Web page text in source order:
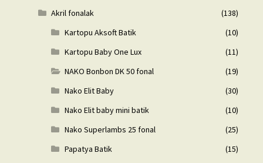
Akril fonalak
(138)
Kartopu Aksoft Batik
(10)
Kartopu Baby One Lux
(11)
NAKO Bonbon DK 50 fonal
(19)
Nako Elit Baby
(30)
Nako Elit baby mini batik
(10)
Nako Superlambs 25 fonal
(25)
Papatya Batik
(15)